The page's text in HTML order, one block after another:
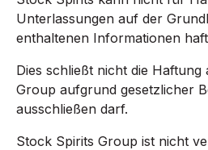
Unterlassungen auf der
enthaltenen Informationen
Dies schließt nicht die Haftung
Group aufgrund gesetzlicher
ausschließen darf.
Stock Spirits Group ist nicht